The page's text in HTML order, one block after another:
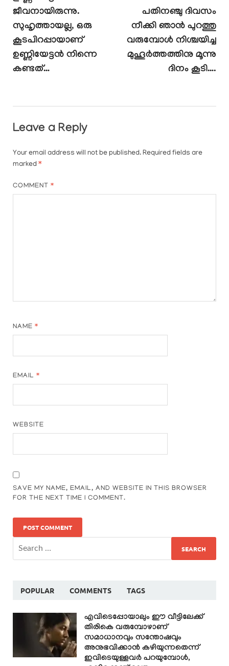
ജീവനായിരുന്നു.
സുഹൃത്തായല്ല, ഒരു
കൂടപിറപ്പായാണ്
ഉണ്ണിയേട്ടൻ നിന്നെ
കണ്ടത്…
പതിനഞ്ചു ദിവസം
നീക്കി ഞാൻ പുറത്തു
വരുമ്പോൾ നിശ്ചയിച്ച
മുഹൂർത്തത്തിനു മൂന്നു
ദിനം കൂടി….
Leave a Reply
Your email address will not be published. Required fields are
marked *
COMMENT*
NAME*
EMAIL*
WEBSITE
SAVE MY NAME, EMAIL, AND WEBSITE IN THIS BROWSER
FOR THE NEXT TIME I COMMENT.
POPULAR COMMENTS TAGS
എവിടെപ്പോയാലും ഈ വീട്ടിലേക്ക്
തിരികെ വരുമ്പോഴാണ്
സമാധാനവും സന്തോഷവും
അനുഭവിക്കാൻ കഴിയുന്നതെന്ന്
ഇവിടെയുള്ളവർ പറയുമ്പോൾ,